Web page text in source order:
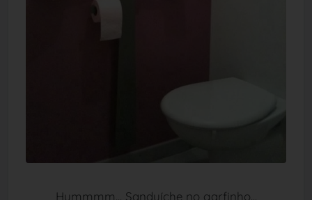
Hummmm... Sanduíche no garfinho...